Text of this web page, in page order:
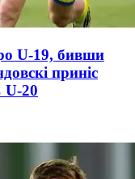
U-19, бивши
приніс
U-20